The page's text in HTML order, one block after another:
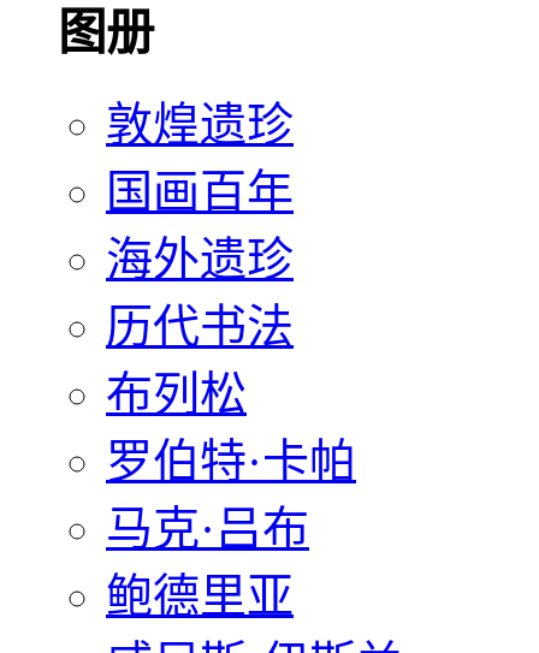
图册
敦煌遗珍
国画百年
海外遗珍
历代书法
布列松
罗伯特·卡帕
马克·吕布
鲍德里亚